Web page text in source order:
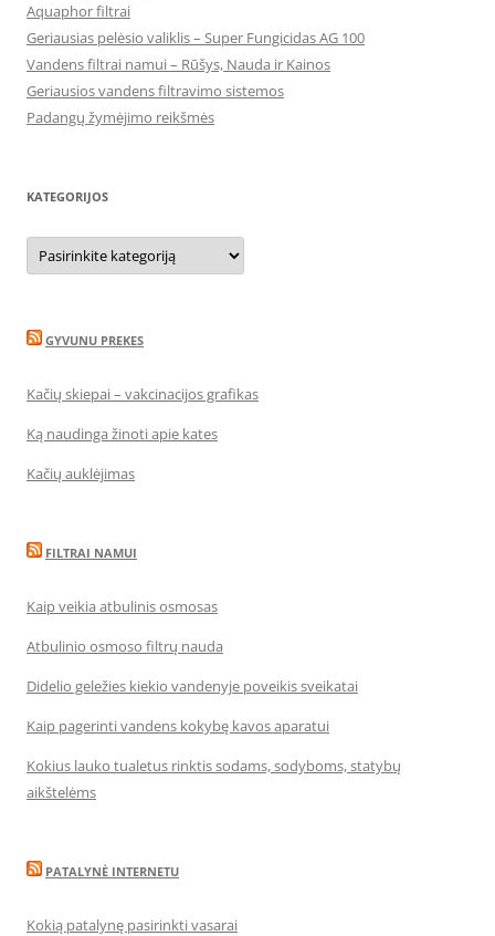
Aquaphor filtrai
Geriausias pelėsio valiklis – Super Fungicidas AG 100
Vandens filtrai namui – Rūšys, Nauda ir Kainos
Geriausios vandens filtravimo sistemos
Padangų žymėjimo reikšmės
KATEGORIJOS
Kategorijos
GYVUNU PREKES
Kačių skiepai – vakcinacijos grafikas
Ką naudinga žinoti apie kates
Kačių auklėjimas
FILTRAI NAMUI
Kaip veikia atbulinis osmosas
Atbulinio osmoso filtrų nauda
Didelio geležies kiekio vandenyje poveikis sveikatai
Kaip pagerinti vandens kokybę kavos aparatui
Kokius lauko tualetus rinktis sodams, sodyboms, statybų
aikštelėms
PATALYNĖ INTERNETU
Kokią patalynę pasirinkti vasarai